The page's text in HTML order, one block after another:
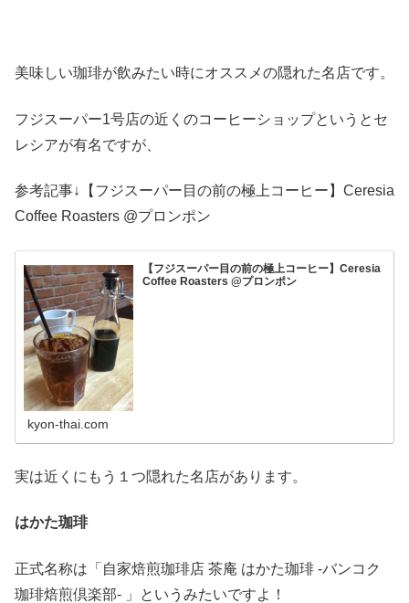
美味しい珈琲が飲みたい時にオススメの隠れた名店です。
フジスーパー1号店の近くのコーヒーショップというとセ
レシアが有名ですが、
参考記事↓【フジスーパー目の前の極上コーヒー】Ceresia
Coffee Roasters @プロンポン
【フジスーパー目の前の極上コーヒー】Ceresia
Coffee Roasters @プロンポン
kyon-thai.com
実は近くにもう１つ隠れた名店があります。
はかた珈琲
正式名称は「自家焙煎珈琲店 茶庵 はかた珈琲 -バンコク
珈琲焙煎倶楽部- 」というみたいですよ！